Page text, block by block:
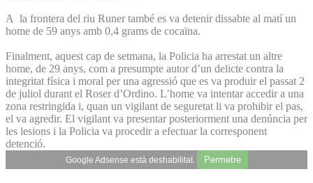
A la frontera del riu Runer també es va detenir dissabte al matí un
home de 59 anys amb 0,4 grams de cocaïna.
Finalment, aquest cap de setmana, la Policia ha arrestat un altre
home, de 29 anys, com a presumpte autor d’un delicte contra la
integritat física i moral per una agressió que es va produir el passat 2
de juliol durant el Roser d’Ordino. L’home va intentar accedir a una
zona restringida i, quan un vigilant de seguretat li va prohibir el pas,
el va agredir. El vigilant va presentar posteriorment una denúncia per
les lesions i la Policia va procedir a efectuar la corresponent
detenció.
Google Adsense està deshabilitat. Permetre